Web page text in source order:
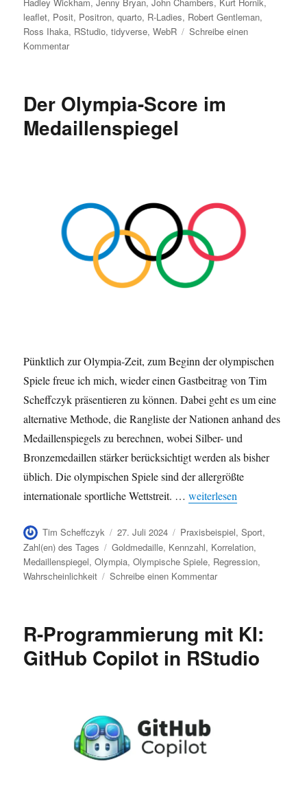
leaflet, Posit, Positron,quarto, R-Ladies, Robert Gentleman,
Ross Ihaka, RStudio,tidyverse,WebR
Schreibe einen
Kommentarzu
der
Programmiersprache
R
Der Olympia-Score im
Medaillenspiegel
Pünktlich zur Olympia-Zeit, zum Beginn der olympischen
Spiele freue ich mich, wieder einen Gastbeitrag von Tim
Scheffczyk präsentieren zu können. Dabei geht es um eine
alternative Methode, die Rangliste der Nationen anhand des
Medaillenspiegels zu berechnen, wobei Silber- und
Bronzemedaillen stärker berücksichtigt werden als bisher
üblich. Die olympischen Spiele sind der allergrößte
internationale sportliche Wettstreit. …„Der Olympia-Score im
weiterlesen
Autor
Tim Scheffczyk
Veröffentlicht
am
27. Juli 2024 Kategorien
Praxisbeispiel,Sport,
Zahl(en) des Tages
Schlagwörter
Goldmedaille, Kennzahl, Korrelation,
Medaillenspiegel,Olympia,Olympische Spiele, Regression,
Wahrscheinlichkeit
Schreibe einen Kommentarzu
im
R-Programmierung mit KI:
GitHub Copilot in RStudio